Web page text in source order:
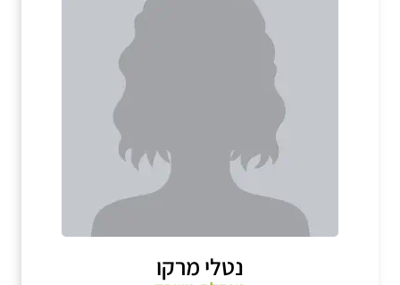
נטלי מרקו